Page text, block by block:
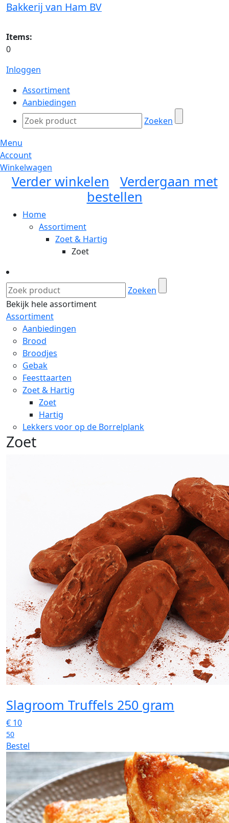
Bakkerij van Ham BV
Items:
0
Inloggen
Assortiment
Aanbiedingen
Zoeken
Menu
Account
Winkelwagen
Verder winkelen
Verdergaan met
bestellen
Home
Assortiment
Zoet & Hartig
Zoet
Zoeken
Bekijk hele assortiment
Assortiment
Aanbiedingen
Brood
Broodjes
Gebak
Feesttaarten
Zoet & Hartig
Zoet
Hartig
Lekkers voor op de Borrelplank
Zoet
Slagroom Truffels 250 gram
€ 10
50
Bestel